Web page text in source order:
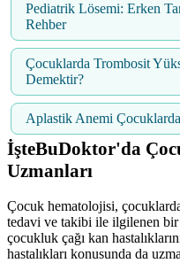
Pediatrik Lösemi: Erken
Rehber
Çocuklarda Trombosit
Demektir?
Aplastik Anemi
İşteBuDoktor'da
Uzmanları
Çocuk hematolojisi,
tedavi ve takibi ile ilgilenen bir
çocukluk çağı kan
hastalıkları konusunda da